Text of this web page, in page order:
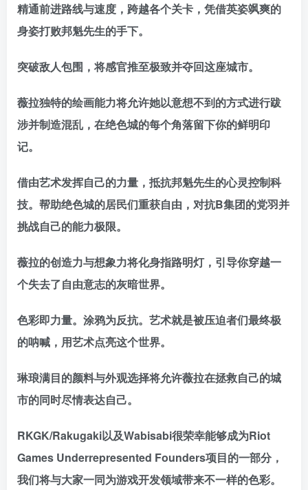
精通前进路线与速度，跨越各个关卡，凭借英姿飒爽的
身姿打败邦魁先生的手下。
突破敌人包围，将感官推至极致并夺回这座城市。
薇拉独特的绘画能力将允许她以意想不到的方式进行跋
涉并制造混乱，在绝色城的每个角落留下你的鲜明印
记。
借由艺术发挥自己的力量，抵抗邦魁先生的心灵控制科
技。帮助绝色城的居民们重获自由，对抗B集团的党羽并
挑战自己的能力极限。
薇拉的创造力与想象力将化身指路明灯，引导你穿越一
个失去了自由意志的灰暗世界。
色彩即力量。涂鸦为反抗。艺术就是被压迫者们最终极
的呐喊，用艺术点亮这个世界。
琳琅满目的颜料与外观选择将允许薇拉在拯救自己的城
市的同时尽情表达自己。
RKGK/Rakugaki以及Wabisabi很荣幸能够成为Riot
Games Underrepresented Founders项目的一部分，
我们将与大家一同为游戏开发领域带来不一样的色彩。